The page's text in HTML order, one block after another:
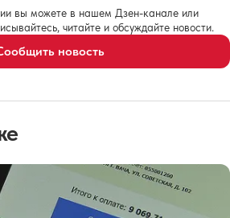
вы можете в нашем Дзен-канале или
читайте и обсуждайте новости.
новость